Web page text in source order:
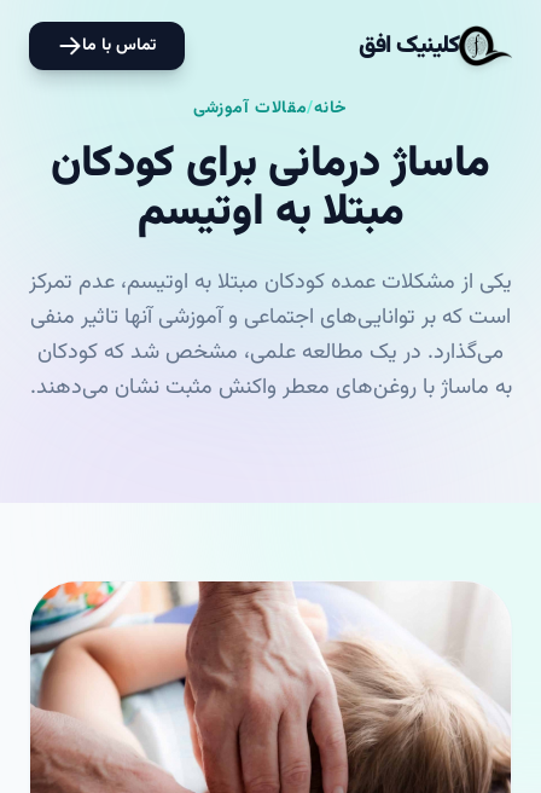
کلینیک افق تماس با ما
خانه/مقالات آموزشی
ماساژ درمانی برای کودکان
مبتلا به اوتیسم
یکی از مشکلات عمده کودکان مبتلا به اوتیسم، عدم تمرکز
است که بر توانایی‌های اجتماعی و آموزشی آنها تاثیر منفی
می‌گذارد. در یک مطالعه علمی، مشخص شد که کودکان
به ماساژ با روغن‌های معطر واکنش مثبت نشان می‌دهند.